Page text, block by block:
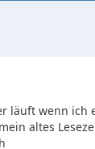
läuft wenn ich
altes